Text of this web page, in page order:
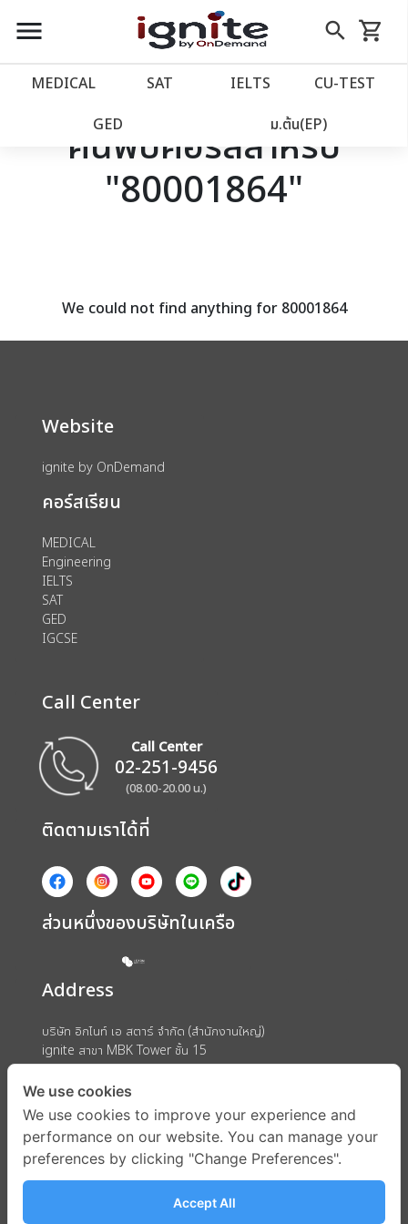
close
account_balance หน้าแรก
เว็บไซต์อิกไนท์
โปรโมชั่น
assignment ลงทะเบียน
menu search
Skip
to
shopping_cart
รถเข็น
MEDICAL SAT IELTS CU‑TEST
GED ม.ต้น(EP)
ค้นพบคอร์สสำหรับ
"80001864"
We could not find anything for 80001864
Website
ignite by OnDemand
คอร์สเรียน
MEDICAL
Engineering
IELTS
SAT
GED
IGCSE
Call Center
Call Center
02-251-9456
(08.00-20.00 น.)
ติดตามเราได้ที่
ส่วนหนึ่งของบริษัทในเครือ
Address
บริษัท อิกไนท์ เอ สตาร์ จำกัด (สำนักงานใหญ่)
ignite สาขา MBK Tower ชั้น 15
ถนนพญาไท แขวงวังใหม่ เขตปทุมวัน กรุงเทพมหานคร 10330
We use cookies
We use cookies to improve your experience and
performance on our website. You can manage your
preferences by clicking "Change Preferences".
Accept All